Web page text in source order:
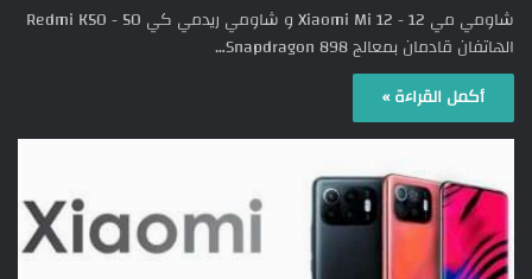
شاومي مي 12 - Xiaomi Mi 12 و شاومي ريدمي كي 50 - Redmi K50
الهاتفان قادمان بمعالج Snapdragon 898…
أكمل القراءة »